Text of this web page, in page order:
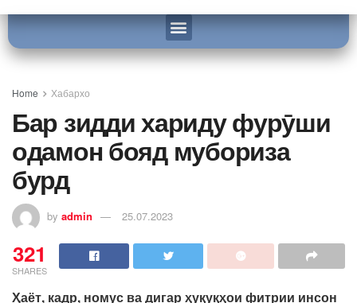
Home Хабархо
Бар зидди хариду фурӯши
одамон бояд мубориза
бурд
by admin 25.07.2023
321
SHARES
Ҳаёт, кадр, номус ва дигар ҳуқуқҳои фитрии инсон